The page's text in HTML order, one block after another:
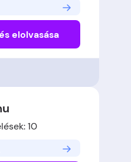
elolvasása
10